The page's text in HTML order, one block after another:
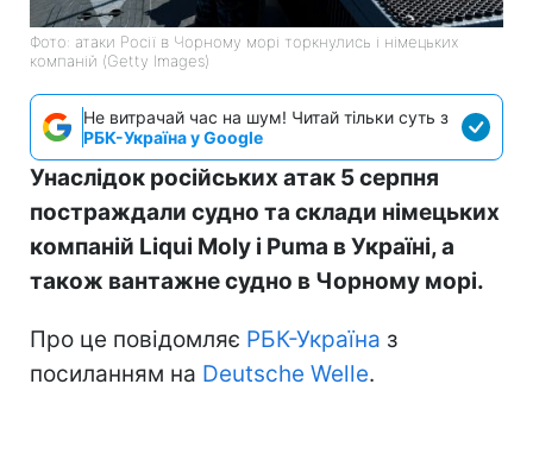
Фото: атаки Росії в Чорному морі торкнулись і німецьких
компаній (Getty Images)
Не витрачай час на шум! Читай тільки суть з
РБК-Україна у Google
Унаслідок російських атак 5 серпня
постраждали судно та склади німецьких
компаній Liqui Moly і Puma в Україні, а
також вантажне судно в Чорному морі.
Про це повідомляє РБК-Україна з
посиланням на Deutsche Welle.